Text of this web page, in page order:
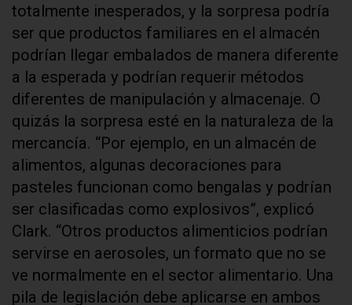
totalmente inesperados, y la sorpresa podría
ser que productos familiares en el almacén
podrían llegar embalados de manera diferente
a la esperada y podrían requerir métodos
diferentes de manipulación y almacenaje. O
quizás la sorpresa esté en la naturaleza de la
mercancía. “Por ejemplo, en un almacén de
alimentos, algunas decoraciones para
pasteles funcionan como bengalas y podrían
ser clasificadas como explosivos”, explicó
Clark. “Otros productos alimenticios podrían
servirse en aerosoles, un formato que no se
ve normalmente en el sector alimentario. Una
pila de legislación debe aplicarse en ambos